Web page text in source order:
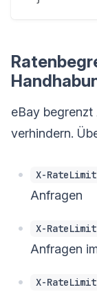
eBay
verhindern.
X-
Anfragen
X-
Anfragen
X-